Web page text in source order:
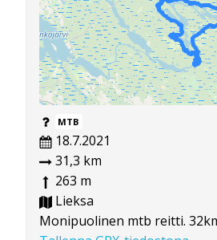
MTB
18.7.2021
31,3 km
263 m
Lieksa
Monipuolinen mtb reitti.